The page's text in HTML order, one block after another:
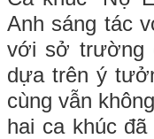
Anh sáng tác
với sở trường
dựa trên ý
cùng vẫn
hai ca khúc